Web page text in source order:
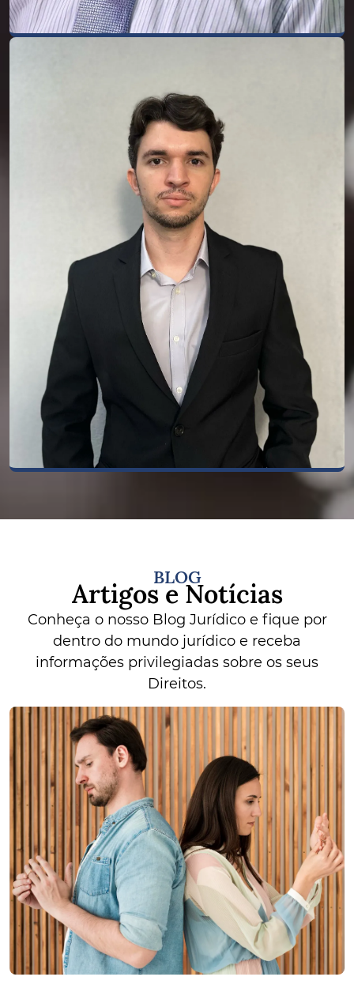
Dr. Diogo Borges
Dr. Diogo Borges Pornaro, advogado inscrito
na OAB/MG sob o n° 216019, graduado pela
ESAMC, Pós graduado em Direito de
Família, Direito Previdenciário e em
Processo Civil pela Facuminas.
BLOG
Artigos e Notícias
Conheça o nosso Blog Jurídico e fique por
dentro do mundo jurídico e receba
informações privilegiadas sobre os seus
Direitos.